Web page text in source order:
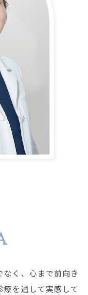
く、心まで前向き
を通して実感して